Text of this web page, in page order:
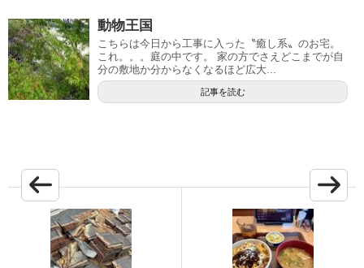
動物王国
こちらは今日から工事に入った〝癒し系〟のお宅。
これ。。。庭の中です。 家の方でさえどこまでが自
分の敷地か分からなくなるほど広大...
記事を読む